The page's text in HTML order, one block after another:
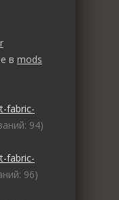
в mods
fabric-
94)
fabric-
96)